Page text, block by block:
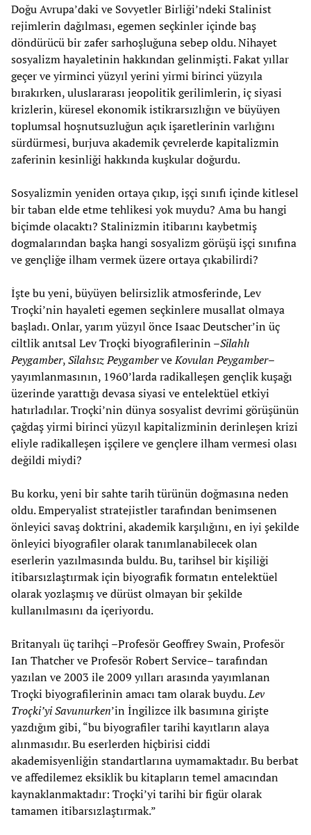
Doğu Avrupa’daki ve Sovyetler Birliği’ndeki Stalinist
rejimlerin dağılması, egemen seçkinler içinde baş
döndürücü bir zafer sarhoşluğuna sebep oldu. Nihayet
sosyalizm hayaletinin hakkından gelinmişti. Fakat yıllar
geçer ve yirminci yüzyıl yerini yirmi birinci yüzyıla
bırakırken, uluslararası jeopolitik gerilimlerin, iç siyasi
krizlerin, küresel ekonomik istikrarsızlığın ve büyüyen
toplumsal hoşnutsuzluğun açık işaretlerinin varlığını
sürdürmesi, burjuva akademik çevrelerde kapitalizmin
zaferinin kesinliği hakkında kuşkular doğurdu.
Sosyalizmin yeniden ortaya çıkıp, işçi sınıfı içinde kitlesel
bir taban elde etme tehlikesi yok muydu? Ama bu hangi
biçimde olacaktı? Stalinizmin itibarını kaybetmiş
dogmalarından başka hangi sosyalizm görüşü işçi sınıfına
ve gençliğe ilham vermek üzere ortaya çıkabilirdi?
İşte bu yeni, büyüyen belirsizlik atmosferinde, Lev
Troçki’nin hayaleti egemen seçkinlere musallat olmaya
başladı. Onlar, yarım yüzyıl önce Isaac Deutscher’in üç
ciltlik anıtsal Lev Troçki biyografilerinin –Silahlı
Peygamber,Silahsız PeygamberveKovulan Peygamber–
yayımlanmasının, 1960’larda radikalleşen gençlik kuşağı
üzerinde yarattığı devasa siyasi ve entelektüel etkiyi
hatırladılar. Troçki’nin dünya sosyalist devrimi görüşünün
çağdaş yirmi birinci yüzyıl kapitalizminin derinleşen krizi
eliyle radikalleşen işçilere ve gençlere ilham vermesi olası
değildi miydi?
Bu korku, yeni bir sahte tarih türünün doğmasına neden
oldu. Emperyalist stratejistler tarafından benimsenen
önleyici savaş doktrini, akademik karşılığını, en iyi şekilde
önleyici biyografiler olarak tanımlanabilecek olan
eserlerin yazılmasında buldu. Bu, tarihsel bir kişiliği
itibarsızlaştırmak için biyografik formatın entelektüel
olarak yozlaşmış ve dürüst olmayan bir şekilde
kullanılmasını da içeriyordu.
Britanyalı üç tarihçi –Profesör Geoffrey Swain, Profesör
Ian Thatcher ve Profesör Robert Service– tarafından
yazılan ve 2003 ile 2009 yılları arasında yayımlanan
Troçki biyografilerinin amacı tam olarak buydu.Lev
Troçki’yi Savunurken’in İngilizce ilk basımına girişte
yazdığım gibi, “bu biyografiler tarihi kayıtların alaya
alınmasıdır. Bu eserlerden hiçbirisi ciddi
akademisyenliğin standartlarına uymamaktadır. Bu berbat
ve affedilemez eksiklik bu kitapların temel amacından
kaynaklanmaktadır: Troçki’yi tarihi bir figür olarak
tamamen itibarsızlaştırmak.”